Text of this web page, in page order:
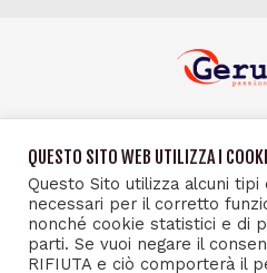
QUESTO SITO WEB UTILIZZA I
Questo Sito utilizza alcuni tipi
necessari per il corretto
nonché cookie statistici e di
parti. Se vuoi negare il
RIFIUTA e ciò comporterà il